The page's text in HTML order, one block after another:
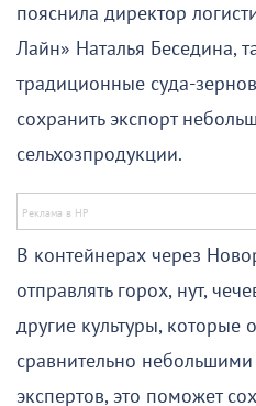
пояснила директор
Лайн» Наталья Беседина,
традиционные суда-
сохранить экспорт
сельхозпродукции.
В контейнерах через
отправлять горох, нут,
другие культуры, которые
сравнительно
экспертов, это поможет